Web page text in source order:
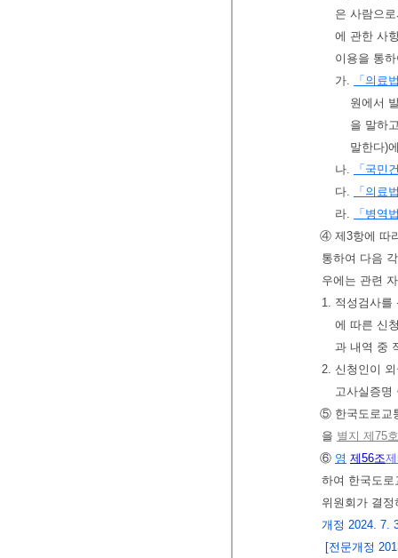
은 사람으
에 관한 사
이용을 통
가.
「의료
원에서
을 말하
말한다)
나.
「국민
다.
「의료
라.
「병역
④ 제3항에 따
통하여 다음
우에는 관련
1. 적성검사
에 따른 신
과 내역 중
2. 신청인이
고사실증명
⑤ 한국도로교
을 별지 제75
⑥ 영 제56조
하여 한국도
위원회가 결
개정 2024. 7.
[전문개정